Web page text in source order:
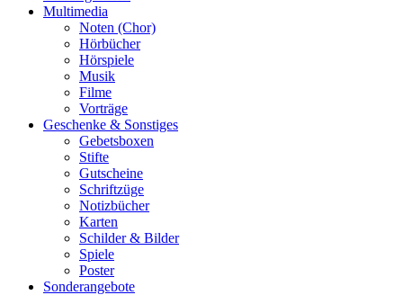
Multimedia
Noten (Chor)
Hörbücher
Hörspiele
Musik
Filme
Vorträge
Geschenke & Sonstiges
Gebetsboxen
Stifte
Gutscheine
Schriftzüge
Notizbücher
Karten
Schilder & Bilder
Spiele
Poster
Sonderangebote